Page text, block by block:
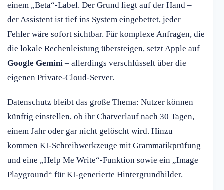
einem „Beta“-Label. Der Grund liegt auf der Hand –
der Assistent ist tief ins System eingebettet, jeder
Fehler wäre sofort sichtbar. Für komplexe Anfragen, die
die lokale Rechenleistung übersteigen, setzt Apple auf
Google Gemini – allerdings verschlüsselt über die
eigenen Private-Cloud-Server.
Datenschutz bleibt das große Thema: Nutzer können
künftig einstellen, ob ihr Chatverlauf nach 30 Tagen,
einem Jahr oder gar nicht gelöscht wird. Hinzu
kommen KI-Schreibwerkzeuge mit Grammatikprüfung
und eine „Help Me Write“-Funktion sowie ein „Image
Playground“ für KI-generierte Hintergrundbilder.